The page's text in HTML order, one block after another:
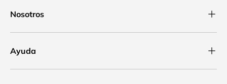
Nosotros
Ayuda